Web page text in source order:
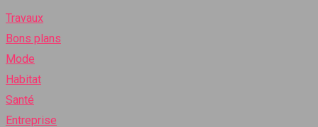
Travaux
Bons plans
Mode
Habitat
Santé
Entreprise